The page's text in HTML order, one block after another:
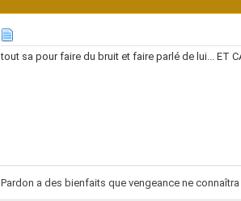
tout sa pour faire du bruit et faire parlé de lui... ET
Pardon a des bienfaits que vengeance ne